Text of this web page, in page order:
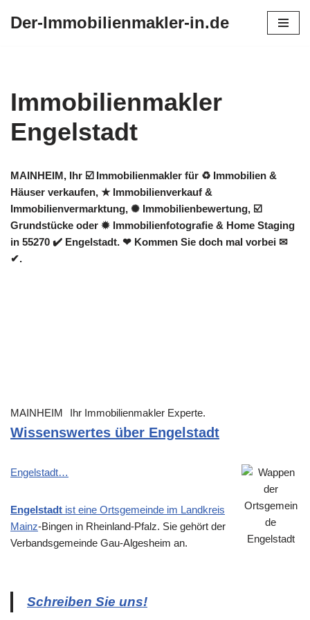
Der-Immobilienmakler-in.de
Immobilienmakler
Engelstadt
MAINHEIM, Ihr ☑️ Immobilienmakler für ♻ Immobilien &
Häuser verkaufen, ★ Immobilienverkauf &
Immobilienvermarktung, ✺ Immobilienbewertung, ☑️
Grundstücke oder ✹ Immobilienfotografie & Home Staging
in 55270 ✔️ Engelstadt. ❤ Kommen Sie doch mal vorbei ✉
✔.
MAINHEIM Ihr Immobilienmakler Experte.
Wissenswertes über Engelstadt
Engelstadt…
Engelstadt ist eine Ortsgemeinde im Landkreis
Mainz-Bingen in Rheinland-Pfalz. Sie gehört der
Verbandsgemeinde Gau-Algesheim an.
Schreiben Sie uns!